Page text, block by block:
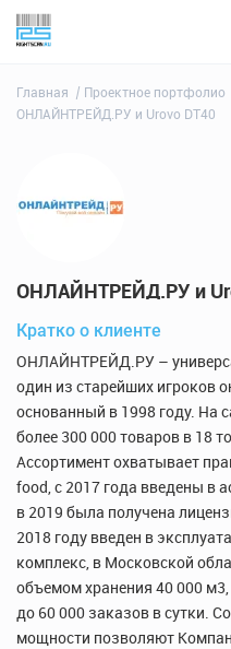
Главная Проектное портфолио
ОНЛАЙНТРЕЙД.РУ и Urovo DT40
ОНЛАЙНТРЕЙД.РУ и
Кратко о клиенте
ОНЛАЙНТРЕЙД.РУ –
один из старейших игроков
основанный в 1998 году. На
более 300 000 товаров в 18
Ассортимент охватывает
food, с 2017 года введены в
в 2019 была получена
2018 году введен в
комплекс, в Московской
объемом хранения 40 000
до 60 000 заказов в сутки.
мощности позволяют